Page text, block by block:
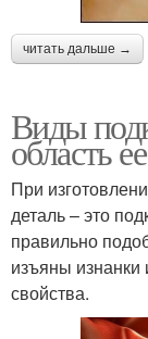
читать дальше →
Виды
область
При
деталь – это
правильно
изъяны изнанки
свойства.